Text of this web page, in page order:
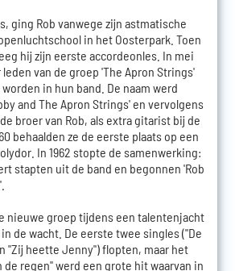
ging Rob vanwege zijn astmatische
in het Oosterpark. Toen
hij zijn eerste accordeonles. In mei
leden van de groep 'The Apron Strings'
in hun band. De naam werd
and The Apron Strings' en vervolgens
broer van Rob, als extra gitarist bij de
behaalden ze de eerste plaats op een
In 1962 stopte de samenwerking:
stapten uit de band en begonnen 'Rob
nieuwe groep tijdens een talentenjacht
de wacht. De eerste twee singles ("De
"Zij heette Jenny") flopten, maar het
de regen" werd een grote hit waarvan in